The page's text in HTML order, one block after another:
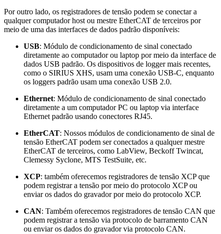
Por outro lado, os registradores de tensão podem se conectar a
qualquer computador host ou mestre EtherCAT de terceiros por
meio de uma das interfaces de dados padrão disponíveis:
USB: Módulo de condicionamento de sinal conectado
diretamente ao computador ou laptop por meio da interface de
dados USB padrão. Os dispositivos de logger mais recentes,
como o SIRIUS XHS, usam uma conexão USB-C, enquanto
os loggers padrão usam uma conexão USB 2.0.
Ethernet: Módulo de condicionamento de sinal conectado
diretamente a um computador PC ou laptop via interface
Ethernet padrão usando conectores RJ45.
EtherCAT: Nossos módulos de condicionamento de sinal de
tensão EtherCAT podem ser conectados a qualquer mestre
EtherCAT de terceiros, como LabView, Beckoff Twincat,
Clemessy Syclone, MTS TestSuite, etc.
XCP: também oferecemos registradores de tensão XCP que
podem registrar a tensão por meio do protocolo XCP ou
enviar os dados do gravador por meio do protocolo XCP.
CAN: Também oferecemos registradores de tensão CAN que
podem registrar a tensão via protocolo de barramento CAN
ou enviar os dados do gravador via protocolo CAN.